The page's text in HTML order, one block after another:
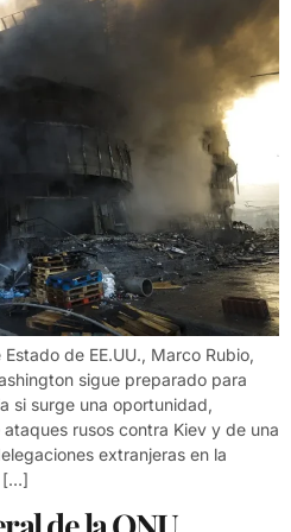
de EE.UU., Marco Rubio,
sigue preparado para
si surge una oportunidad,
rusos contra Kiev y de una
extranjeras en la
[…]